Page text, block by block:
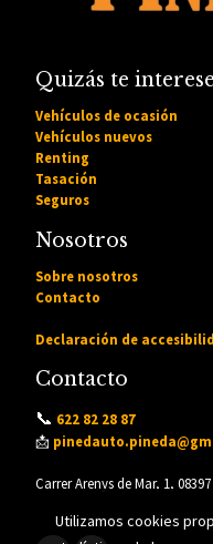
Quizás te interese
Vehículos de ocasión
Vehículos nuevos
Renting
Tasación
Seguros
Nosotros
Sobre nosotros
Contacto
Declaración de
Contacto
📞 622 82 28 87
📩
Carrer Arenys de Mar, 1,
Utilizamos cookies